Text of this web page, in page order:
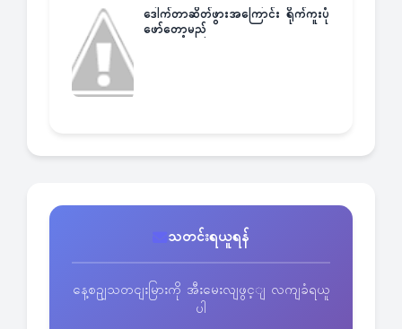
ဒေါက်တာဆိတ်ဖွားအကြောင်း ရိုက်ကူးပုံ
ဖော်တော့မည်
သတင်းရယူရန်
နေ့စဥျသတငျးမြားကို အီးမေးလျဖွင့ျ လကျခံရယူ
ပါ